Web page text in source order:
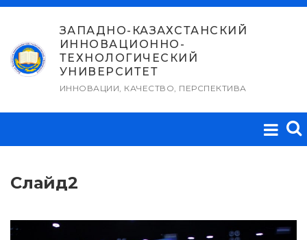
Перейти
содержимому
ЗАПАДНО-КАЗАХСТАНСКИЙ
ИННОВАЦИОННО-
ТЕХНОЛОГИЧЕСКИЙ
УНИВЕРСИТЕТ
ИННОВАЦИИ, КАЧЕСТВО, ПЕРСПЕКТИВА
Слайд2